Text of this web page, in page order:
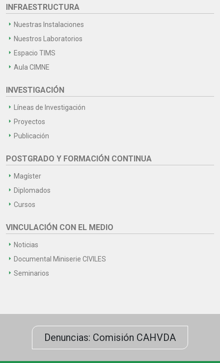
INFRAESTRUCTURA
Nuestras Instalaciones
Nuestros Laboratorios
Espacio TIMS
Aula CIMNE
INVESTIGACIÓN
Líneas de Investigación
Proyectos
Publicación
POSTGRADO Y FORMACIÓN CONTINUA
Magíster
Diplomados
Cursos
VINCULACIÓN CON EL MEDIO
Noticias
Documental Miniserie CIVILES
Seminarios
Denuncias: Comisión CAHVDA